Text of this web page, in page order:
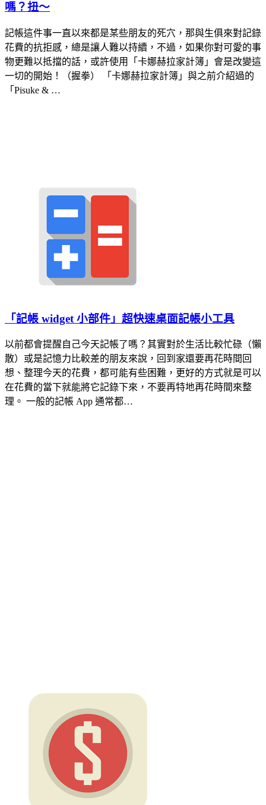
嗎？扭～
記帳這件事一直以來都是某些朋友的死穴，那與生俱來對記錄
花費的抗拒感，總是讓人難以持續，不過，如果你對可愛的事
物更難以抵擋的話，或許使用「卡娜赫拉家計簿」會是改變這
一切的開始！（握拳） 「卡娜赫拉家計簿」與之前介紹過的
「Pisuke & …
「記帳 widget 小部件」超快速桌面記帳小工具
以前都會提醒自己今天記帳了嗎？其實對於生活比較忙碌（懶
散）或是記憶力比較差的朋友來說，回到家還要再花時間回
想、整理今天的花費，都可能有些困難，更好的方式就是可以
在花費的當下就能將它記錄下來，不要再特地再花時間來整
理。 一般的記帳 App 通常都…